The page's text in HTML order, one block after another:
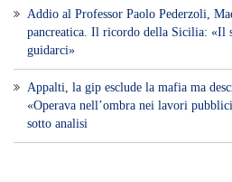
Addio al Professor Paolo Pederzoli,
pancreatica. Il ricordo della Sicilia: «Il
guidarci»
Appalti, la gip esclude la mafia ma
«Operava nell’ombra nei lavori
sotto analisi